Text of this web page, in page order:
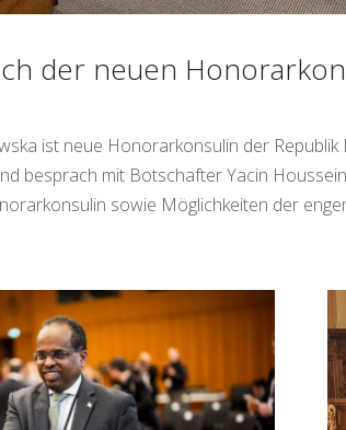
der neuen
ist neue Honorarkonsulin der
besprach mit Botschafter Yacin
sowie Möglichkeiten der